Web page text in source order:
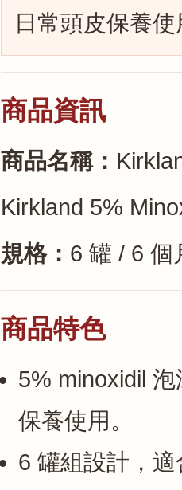
日常頭皮保養
商品資訊
商品名稱：
Kirkland 5%
規格： 6 罐 / 6 個
商品特色
5% minoxidil
保養使用。
6 罐組設計，